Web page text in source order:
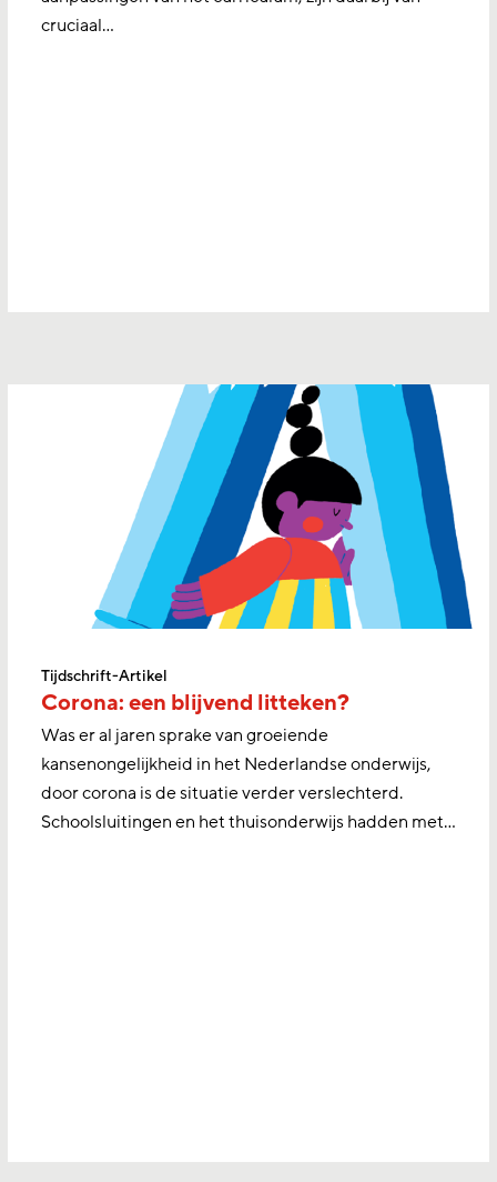
cruciaal…
Tijdschrift-Artikel
Corona: een blijvend litteken?
Was er al jaren sprake van groeiende
kansenongelijkheid in het Nederlandse onderwijs,
door corona is de situatie verder verslechterd.
Schoolsluitingen en het thuisonderwijs hadden met…